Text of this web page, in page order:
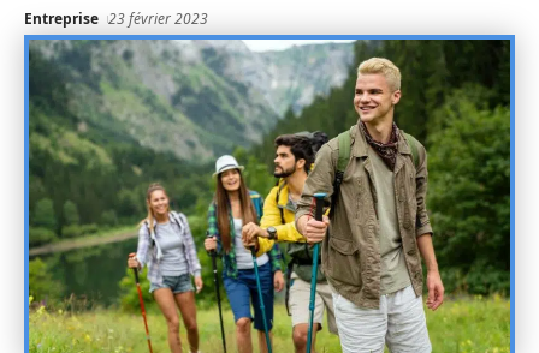
Entreprise 23 février 2023